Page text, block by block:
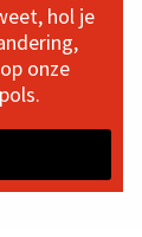
hol je
onze